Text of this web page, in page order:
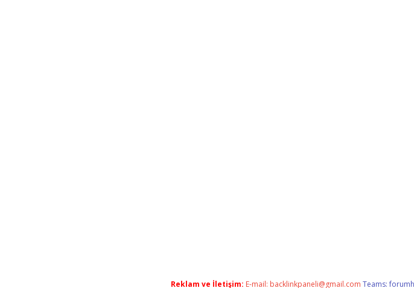
Reklam ve İletişim: E-mail: backlinkpaneli@gmail.com Teams: